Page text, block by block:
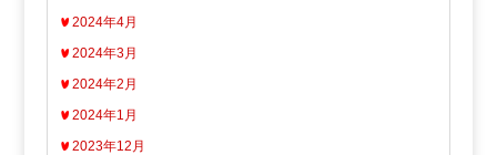
2024年4月
2024年3月
2024年2月
2024年1月
2023年12月